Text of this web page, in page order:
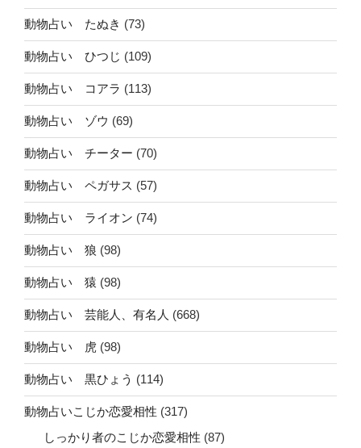
動物占い たぬき (73)
動物占い ひつじ (109)
動物占い コアラ (113)
動物占い ゾウ (69)
動物占い チーター (70)
動物占い ペガサス (57)
動物占い ライオン (74)
動物占い 狼 (98)
動物占い 猿 (98)
動物占い 芸能人、有名人 (668)
動物占い 虎 (98)
動物占い 黒ひょう (114)
動物占いこじか恋愛相性 (317)
しっかり者のこじか恋愛相性 (87)